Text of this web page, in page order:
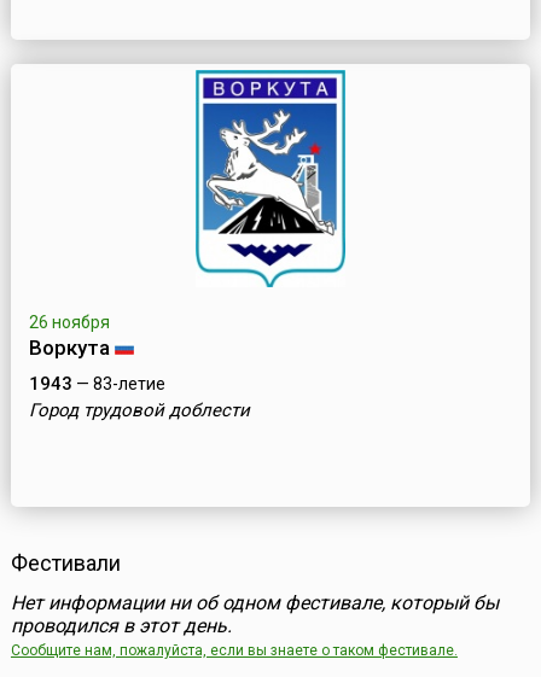
26 ноября
Воркута
1943 — 83-летие
Город трудовой доблести
Фестивали
Нет информации ни об одном фестивале, который бы
проводился в этот день.
Сообщите нам, пожалуйста, если вы знаете о таком фестивале.